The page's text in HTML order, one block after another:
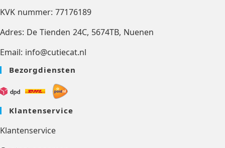
KVK nummer: 77176189
Adres: De Tienden 24C, 5674TB, Nuenen
Email: info@cutiecat.nl
Bezorgdiensten
Klantenservice
Klantenservice